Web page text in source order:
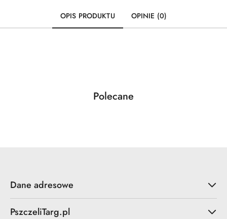
OPIS PRODUKTU OPINIE (0)
Pomiń karuzelę produktów
Produkty
Polecane
Dane adresowe
PszczeliTarg.pl